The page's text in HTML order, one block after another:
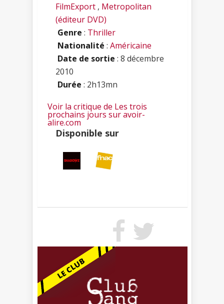
FilmExport , Metropolitan
(éditeur DVD)
Genre : Thriller
Nationalité : Américaine
Date de sortie : 8 décembre
2010
Durée : 2h13mn
Voir la critique de Les trois
prochains jours sur avoir-
alire.com
Disponible sur